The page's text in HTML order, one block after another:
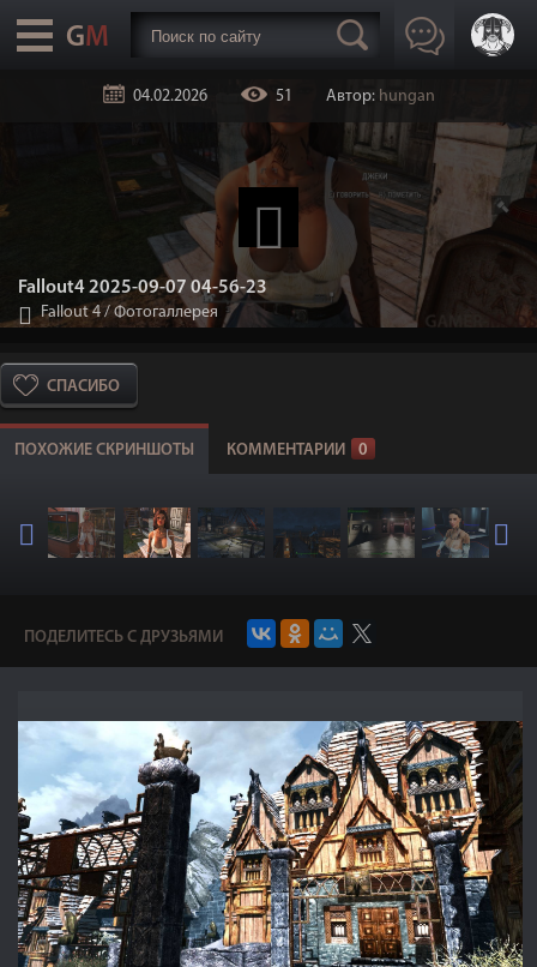
04.02.2026 51 Автор: hungan
Fallout4 2025-09-07 04-56-23
Fallout 4/Фотогаллерея
СПАСИБО
ПОХОЖИЕ СКРИНШОТЫ КОММЕНТАРИИ 0
ПОДЕЛИТЕСЬ С ДРУЗЬЯМИ